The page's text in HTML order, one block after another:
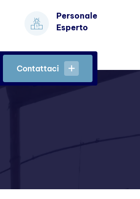
Personale
Esperto
Contattaci
Contattaci